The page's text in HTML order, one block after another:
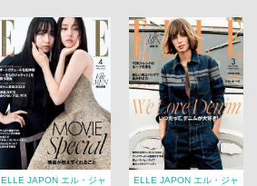
ELLE JAPON エル・ジャ
ELLE JAPON エル・ジャ